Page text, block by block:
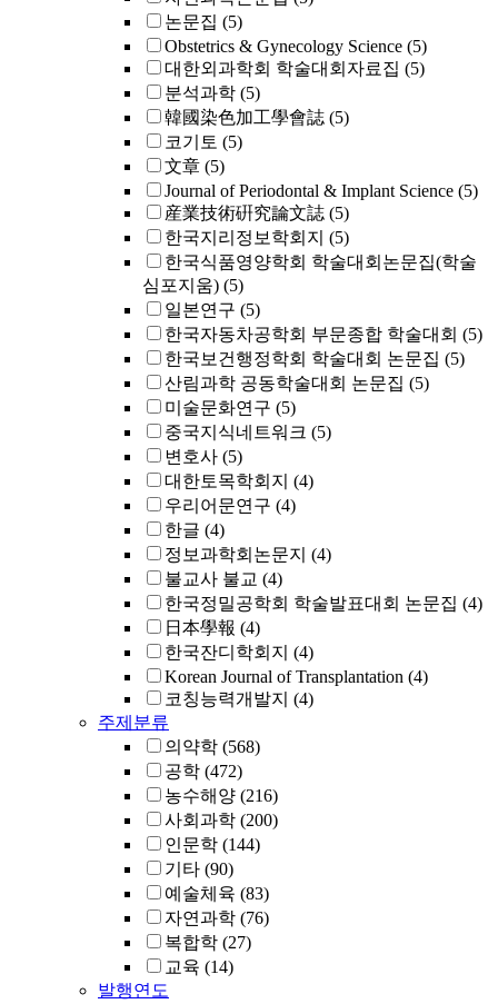
논문집 (5)
Obstetrics & Gynecology Science (5)
대한외과학회 학술대회자료집 (5)
분석과학 (5)
韓國染色加工學會誌 (5)
코기토 (5)
文章 (5)
Journal of Periodontal & Implant Science (5)
産業技術硏究論文誌 (5)
한국지리정보학회지 (5)
한국식품영양학회 학술대회논문집(학술
심포지움) (5)
일본연구 (5)
한국자동차공학회 부문종합 학술대회 (5)
한국보건행정학회 학술대회 논문집 (5)
산림과학 공동학술대회 논문집 (5)
미술문화연구 (5)
중국지식네트워크 (5)
변호사 (5)
대한토목학회지 (4)
우리어문연구 (4)
한글 (4)
정보과학회논문지 (4)
불교사 불교 (4)
한국정밀공학회 학술발표대회 논문집 (4)
日本學報 (4)
한국잔디학회지 (4)
Korean Journal of Transplantation (4)
코칭능력개발지 (4)
주제분류
의약학 (568)
공학 (472)
농수해양 (216)
사회과학 (200)
인문학 (144)
기타 (90)
예술체육 (83)
자연과학 (76)
복합학 (27)
교육 (14)
발행연도